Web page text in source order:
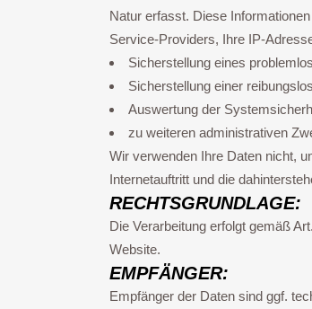
Natur erfasst. Diese
Service-Providers, Ihre IP-
Sicherstellung eines
Sicherstellung einer
Auswertung der
zu weiteren administrativen
Wir verwenden Ihre Daten nicht,
Internetauftritt und die
RECHTSGRUNDLAGE:
Die Verarbeitung erfolgt gemäß
Website.
EMPFÄNGER:
Empfänger der Daten sind ggf.